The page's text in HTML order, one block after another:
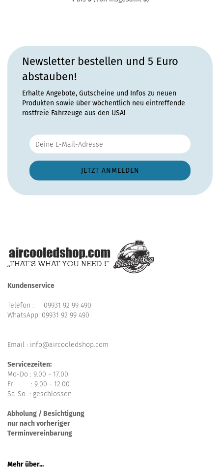
Newsletter bestellen und 5 Euro
abstauben!
Erhalte Angebote, Gutscheine und Infos zu neuen
Produkten sowie über wöchentlich neu eintreffende
rostfreie Fahrzeuge aus den USA!
Kundenservice
Telefon : 09931 92 99 490
WhatsApp: 09931 92 99 490
Email : info@aircooledshop.com
Servicezeiten:
Mo-Do : 9.00 - 17.00
Fr : 9.00 - 12.00
Sa-So : geschlossen
Abholung / Besichtigung
nur nach vorheriger
Terminvereinbarung
Mehr über...